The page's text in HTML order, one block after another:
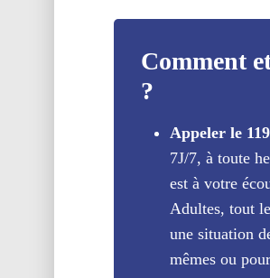
Comment
?
Appeler le 119
7J/7, à toute
est à votre
Adultes, tout
une situation
mêmes ou